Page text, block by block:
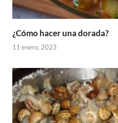
¿Cómo hacer una dorada?
11 enero, 2023